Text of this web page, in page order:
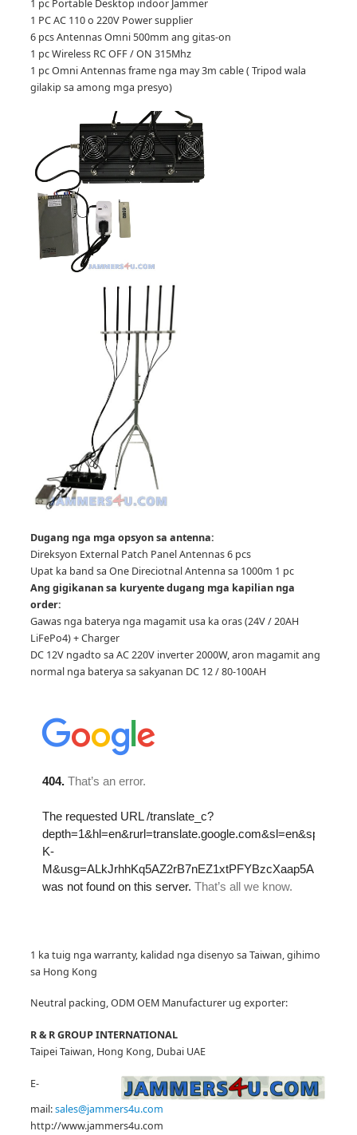
1 pc Portable Desktop indoor Jammer
1 PC AC 110 o 220V Power supplier
6 pcs Antennas Omni 500mm ang gitas-on
1 pc Wireless RC OFF / ON 315Mhz
1 pc Omni Antennas frame nga may 3m cable ( Tripod wala
gilakip sa among mga presyo)
Dugang nga mga opsyon sa antenna:
Direksyon External Patch Panel Antennas 6 pcs
Upat ka band sa One Direciotnal Antenna sa 1000m 1 pc
Ang gigikanan sa kuryente dugang mga kapilian nga
order:
Gawas nga baterya nga magamit usa ka oras (24V / 20AH
LiFePo4) + Charger
DC 12V ngadto sa AC 220V inverter 2000W, aron magamit ang
normal nga baterya sa sakyanan DC 12 / 80-100AH
1 ka tuig nga warranty, kalidad nga disenyo sa Taiwan, gihimo
sa Hong Kong
Neutral packing, ODM OEM Manufacturer ug exporter:
R & R GROUP INTERNATIONAL
Taipei Taiwan, Hong Kong, Dubai UAE
E-
mail:sales@jammers4u.com
http://www.jammers4u.com